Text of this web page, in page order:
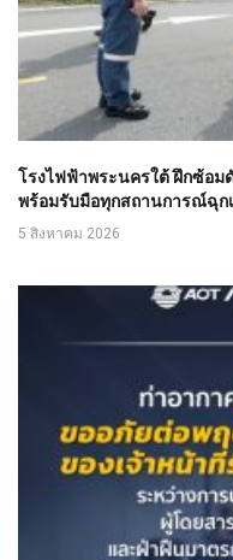
โรงไฟฟ้าพระนครใต้ ฝึกซ้อม
พร้อมรับมือทุกสถานการณ์ฉุก
5 สิงหาคม 2026